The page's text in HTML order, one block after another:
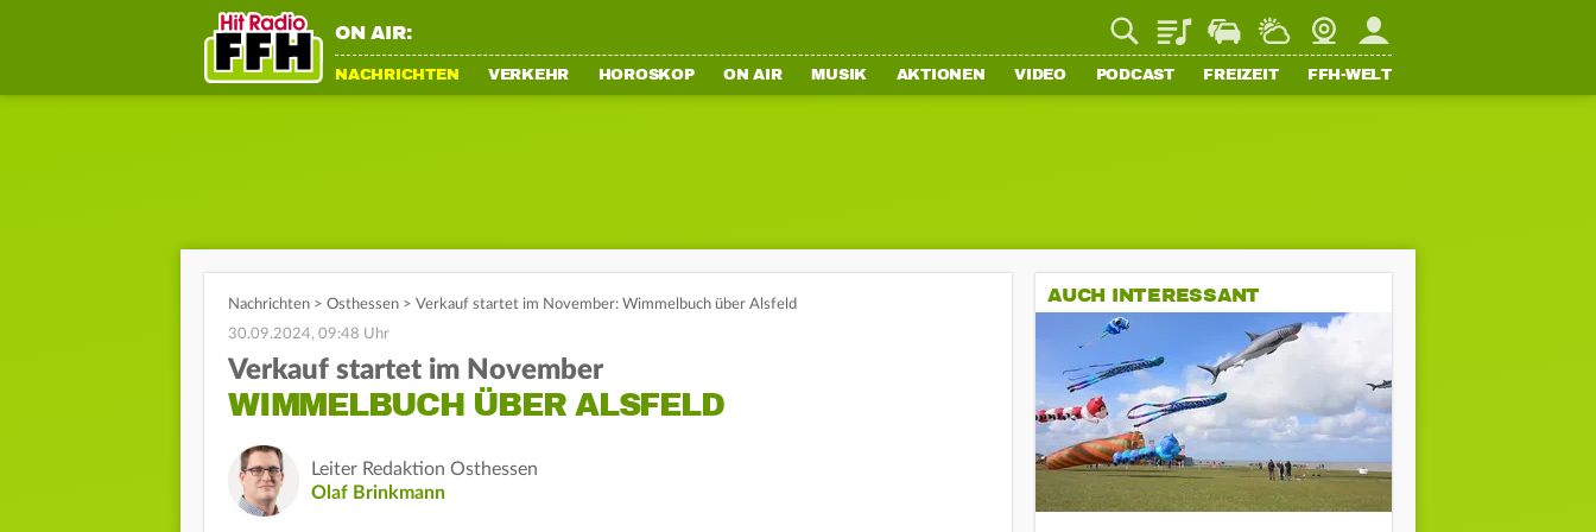
ON AIR: PlaylistStaupilotWetterWebcamMein FFH
NACHRICHTEN VERKEHR HOROSKOP ON AIR MUSIK AKTIONEN VIDEO PODCAST FREIZEIT FFH-WELT
Nachrichten > Osthessen > Verkauf startet im November: Wimmelbuch über Alsfeld
30.09.2024, 09:48 Uhr
Verkauf startet im November
WIMMELBUCH ÜBER ALSFELD
Leiter Redaktion Osthessen
Olaf Brinkmann
AUCH INTERESSANT